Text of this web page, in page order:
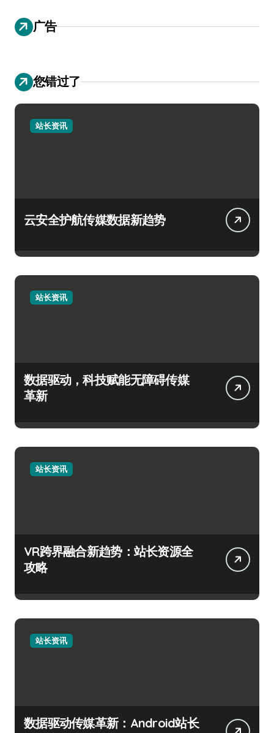
广告
您错过了
站长资讯
云安全护航传媒数据新趋势
站长资讯
数据驱动，科技赋能无障碍传媒
革新
站长资讯
VR跨界融合新趋势：站长资源全
攻略
站长资讯
数据驱动传媒革新：Android站长